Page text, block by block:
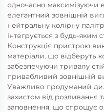
одночасно максимізуючи
елегантний зовнішній
нейтральну колірну
інтегрується з будь-яким
Конструкція пристрою
матеріали, що відберуть
забезпечуючи тривалу
привабливий зовнішній
Уважливо продуманий
захистом від розливання
заповнення, що спрощує